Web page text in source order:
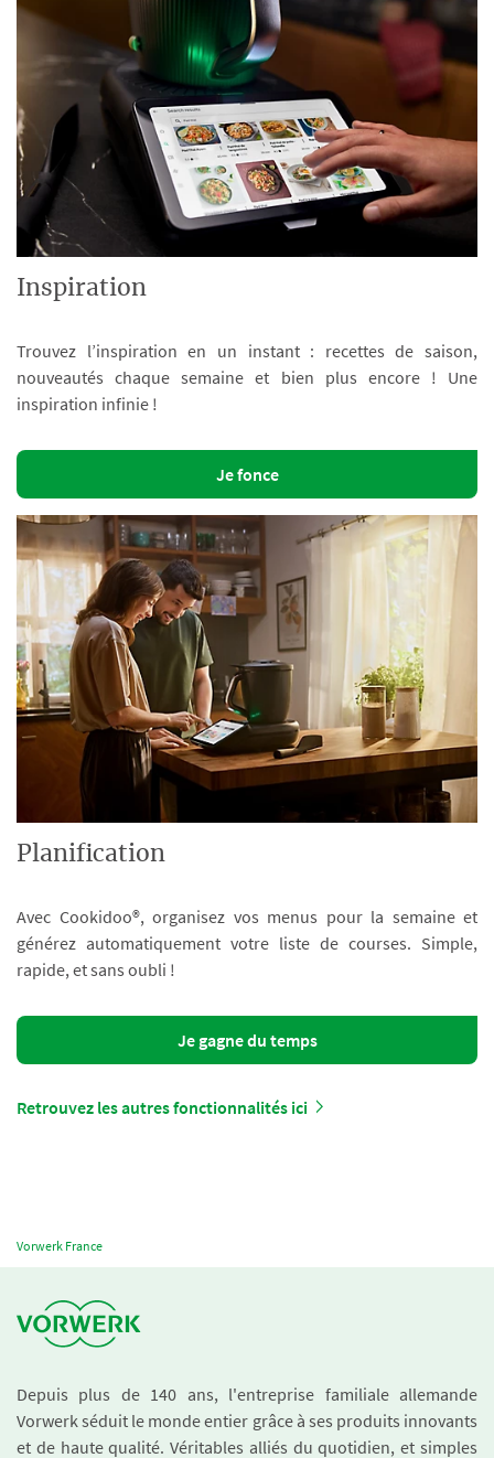
Inspiration
Trouvez l’inspiration en un instant : recettes de saison,
nouveautés chaque semaine et bien plus encore ! Une
inspiration infinie !
Je fonce
Planification
Avec Cookidoo®, organisez vos menus pour la semaine et
générez automatiquement votre liste de courses. Simple,
rapide, et sans oubli !
Je gagne du temps
Retrouvez les autres fonctionnalités ici
Vorwerk France
Depuis plus de 140 ans, l'entreprise familiale allemande
Vorwerk séduit le monde entier grâce à ses produits innovants
et de haute qualité. Véritables alliés du quotidien, et simples